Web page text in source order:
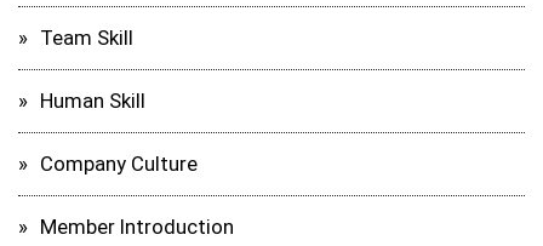
Team Skill
Human Skill
Company Culture
Member Introduction